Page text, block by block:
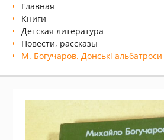
Главная
Книги
Детская литература
Повести, рассказы
М. Богучаров. Донські альбатроси